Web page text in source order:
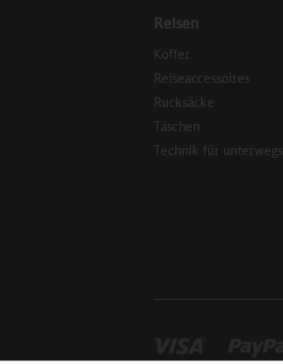
Reisen
Koffer
Reiseaccessoires
Rucksäcke
Taschen
Technik für unterwegs